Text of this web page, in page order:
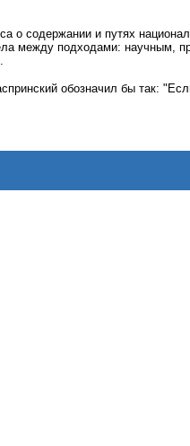
о содержании и путях
между подходами: научным,
обозначил бы так: